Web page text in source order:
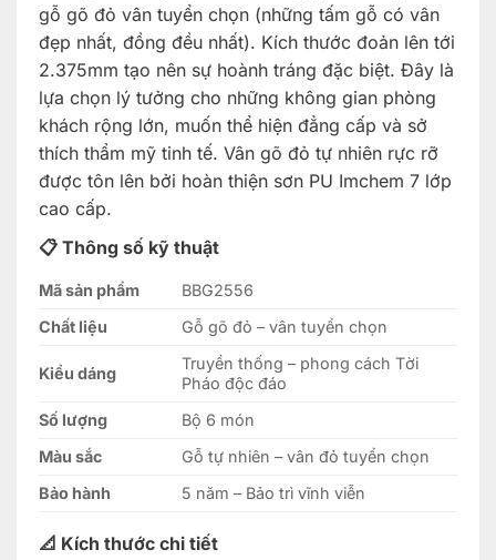
gỗ gõ đỏ vân tuyển chọn (những tấm gỗ có vân
đẹp nhất, đồng đều nhất). Kích thước đoản lên tới
2.375mm tạo nên sự hoành tráng đặc biệt. Đây là
lựa chọn lý tưởng cho những không gian phòng
khách rộng lớn, muốn thể hiện đẳng cấp và sở
thích thẩm mỹ tinh tế. Vân gõ đỏ tự nhiên rực rỡ
được tôn lên bởi hoàn thiện sơn PU Imchem 7 lớp
cao cấp.
📋 Thông số kỹ thuật
Mã sản phẩm
BBG2556
Chất liệu
Gỗ gõ đỏ – vân tuyển chọn
Kiểu dáng
Truyền thống – phong cách Tời
Pháo độc đáo
Số lượng
Bộ 6 món
Màu sắc
Gỗ tự nhiên – vân đỏ tuyển chọn
Bảo hành
5 năm – Bảo trì vĩnh viễn
📐 Kích thước chi tiết